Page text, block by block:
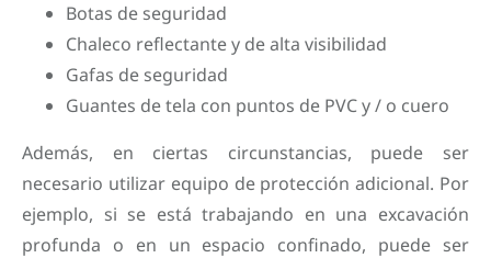
Botas de seguridad
Chaleco reflectante y de alta visibilidad
Gafas de seguridad
Guantes de tela con puntos de PVC y / o cuero
Además, en ciertas circunstancias, puede ser
necesario utilizar equipo de protección adicional. Por
ejemplo, si se está trabajando en una excavación
profunda o en un espacio confinado, puede ser